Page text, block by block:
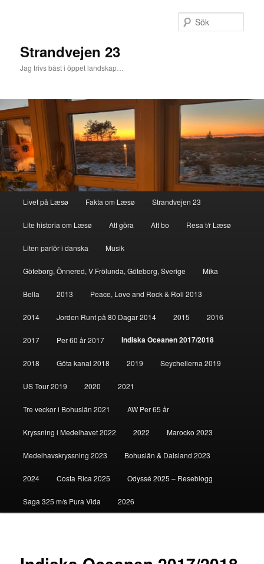
Strandvejen 23
Jag trivs bäst i öppet landskap…
Hoppa till huvudinnehåll
Hoppa till sekundärt innehåll
Livet på Læsø Fakta om Læsø Strandvejen 23
Lite historia om Læsø Att göra Att bo Resa t/r Læsø
Liten parlör i danska Musik
Göteborg, Önnered, V Frölunda, Göteborg, Sverige Mika
Bella 2013 Peace, Love and Rock & Roll 2013
2014 Jorden Runt på 80 Dagar 2014 2015 2016
2017 Per 60 år 2017 Indiska Oceanen 2017/2018
2018 Göta kanal 2018 2019 Seychellerna 2019
US Tour 2019 2020 2021
Tre veckor i Bohuslän 2021 AW Per 65 år
Kryssning i Medelhavet 2022 2022 Marocko 2023
Medelhavskryssning 2023 Bohuslän & Dalsland 2023
2024 Costa Rica 2025 Odyssé 2025 – Reseblogg
Saga 325 m/s Pura Vida 2026